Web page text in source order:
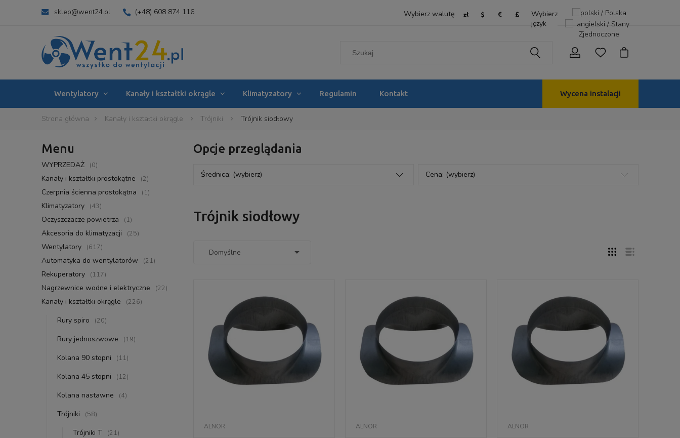
sklep@went24.pl (+48) 608 874 116 Wybierz walutę
Wybierz
język
Wentylatory Kanały i kształtki okrągle Klimatyzatory Regulamin Kontakt Wycena instalacji
Strona główna Kanały i kształtki okrągle Trójniki Trójnik siodłowy
Menu
WYPRZEDAŻ (0)
Kanały i kształtki prostokątne (2)
Czerpnia ścienna prostokątna (1)
Klimatyzatory (43)
Oczyszczacze powietrza (1)
Akcesoria do klimatyzacji (25)
Wentylatory (617)
Automatyka do wentylatorów (21)
Rekuperatory (117)
Nagrzewnice wodne i elektryczne (22)
Kanały i kształtki okrągle (226)
Rury spiro (20)
Rury jednoszwowe (19)
Kolana 90 stopni (11)
Kolana 45 stopni (12)
Kolana nastawne (4)
Trójniki (58)
Trójniki T (21)
Opcje przeglądania
Średnica: (wybierz) Cena: (wybierz)
Trójnik siodłowy
ALNOR ALNOR ALNOR